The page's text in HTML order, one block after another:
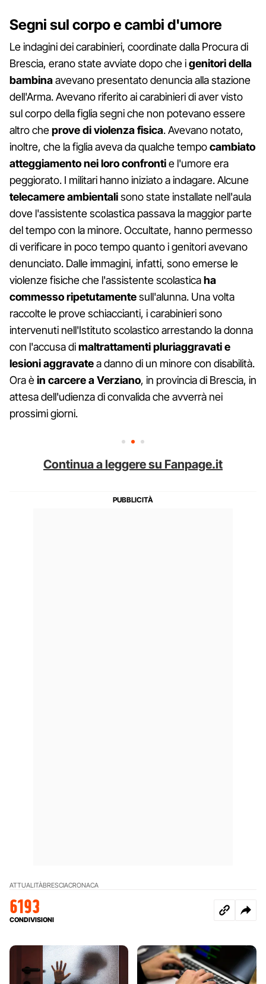
Segni sul corpo e cambi d'umore
Le indagini dei carabinieri, coordinate dalla Procura di
Brescia, erano state avviate dopo che igenitori della
bambinaavevano presentato denuncia alla stazione
dell'Arma. Avevano riferito ai carabinieri di aver visto
sul corpo della figlia segni che non potevano essere
altro cheprove di violenza fisica. Avevano notato,
inoltre, che la figlia aveva da qualche tempocambiato
atteggiamento nei loro confrontie l'umore era
peggiorato. I militari hanno iniziato a indagare. Alcune
telecamere ambientalisono state installate nell'aula
dove l'assistente scolastica passava la maggior parte
del tempo con la minore. Occultate, hanno permesso
di verificare in poco tempo quanto i genitori avevano
denunciato. Dalle immagini, infatti, sono emerse le
violenze fisiche che l'assistente scolasticaha
commesso ripetutamentesull'alunna. Una volta
raccolte le prove schiaccianti, i carabinieri sono
intervenuti nell'Istituto scolastico arrestando la donna
con l'accusa dimaltrattamenti pluriaggravati e
lesioni aggravatea danno di un minore con disabilità.
Ora èin carcere a Verziano, in provincia di Brescia, in
attesa dell'udienza di convalida che avverrà nei
prossimi giorni.
Continua a leggere su Fanpage.it
ATTUALITÀBRESCIACRONACA
6193
CONDIVISIONI